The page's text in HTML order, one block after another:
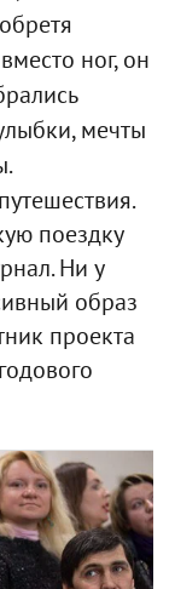
ног, он
мечты
поездку
Ни у
образ
проекта